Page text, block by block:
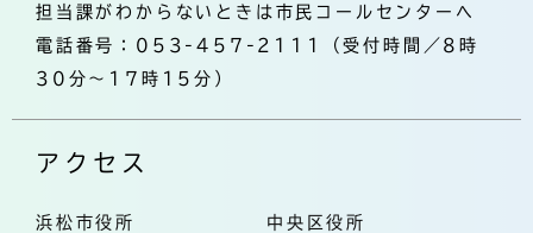
担当課がわからないときは市民コールセンターへ
電話番号：053-457-2111（受付時間／8時
30分～17時15分）
アクセス
浜松市役所
中央区役所